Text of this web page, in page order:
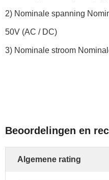
2) Nominale spanning
50V (AC / DC)
3) Nominale stroom
Beoordelingen en
Algemene rating